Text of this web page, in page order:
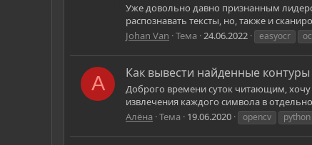
Уже довольно давно признанным
распознавать тексты, но, также и
Johan Van Тема 24.06.2022 easyocr
А Как вывести найденные контуры
Доброго времени суток читающим, хочу
извлечения каждого символа в
Алёна Тема 19.06.2020 opencv python